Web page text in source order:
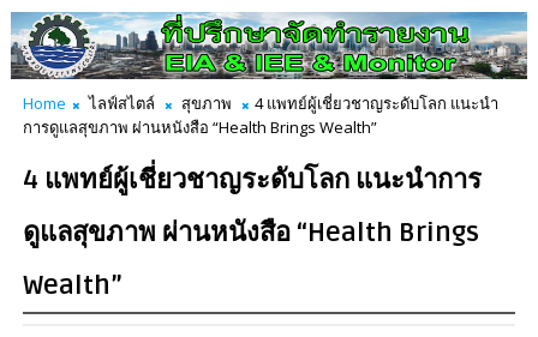
Home ไลฟ์สไตล์ สุขภาพ
4 แพทย์ผู้เชี่ยวชาญระดับโลก แนะนำ
การดูแลสุขภาพ ผ่านหนังสือ “Health Brings Wealth”
4 แพทย์ผู้เชี่ยวชาญระดับโลก แนะนำการ
ดูแลสุขภาพ ผ่านหนังสือ “Health Brings
Wealth”